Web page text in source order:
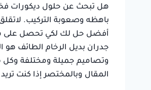
هل تبحث عن حلول ديكورات
باهظه وصعوبة التركيب.
أفضل حل لك لكي تحصل على
جدران بديل الرخام الطائف
وتصاميم جميلة ومختلفة
المقال وبالمختصر إذا كنت
فاطمة بنت
حي السداد,